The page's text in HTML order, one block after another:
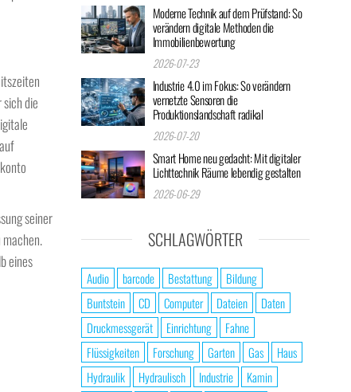
die
seiner
eines
Moderne Technik auf dem Prüfstand: So
verändern digitale Methoden die
Immobilienbewertung
2026-07-23
Industrie 4.0 im Fokus: So verändern
vernetzte Sensoren die
Produktionslandschaft radikal
2026-07-20
Smart Home neu gedacht: Mit digitaler
Lichttechnik Räume lebendig gestalten
2026-06-29
SCHLAGWÖRTER
Audio barcode Bestattung
Bildung
Buntstein
CD Computer Dateien
Daten
Druckmessgerät
Einrichtung
Fahne
Flüssigkeiten
Forschung Garten Gas
Haus
Hydraulik
Hydraulisch Industrie
Kamin